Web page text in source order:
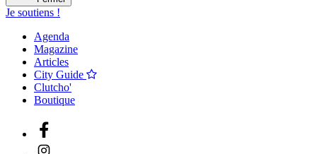
Je soutiens !
Agenda
Magazine
Articles
City Guide
Clutcho'
Boutique